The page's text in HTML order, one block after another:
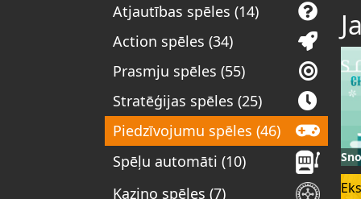
Atjautības spēles (14)
Action spēles (34)
Prasmju spēles (55)
Stratēģijas spēles (25)
Piedzīvojumu spēles (46)
Spēļu automāti (10)
Kazino spēles (7)